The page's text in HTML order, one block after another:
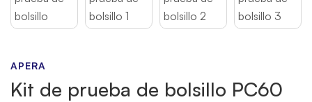
APERA
Kit de prueba de bolsillo PC60